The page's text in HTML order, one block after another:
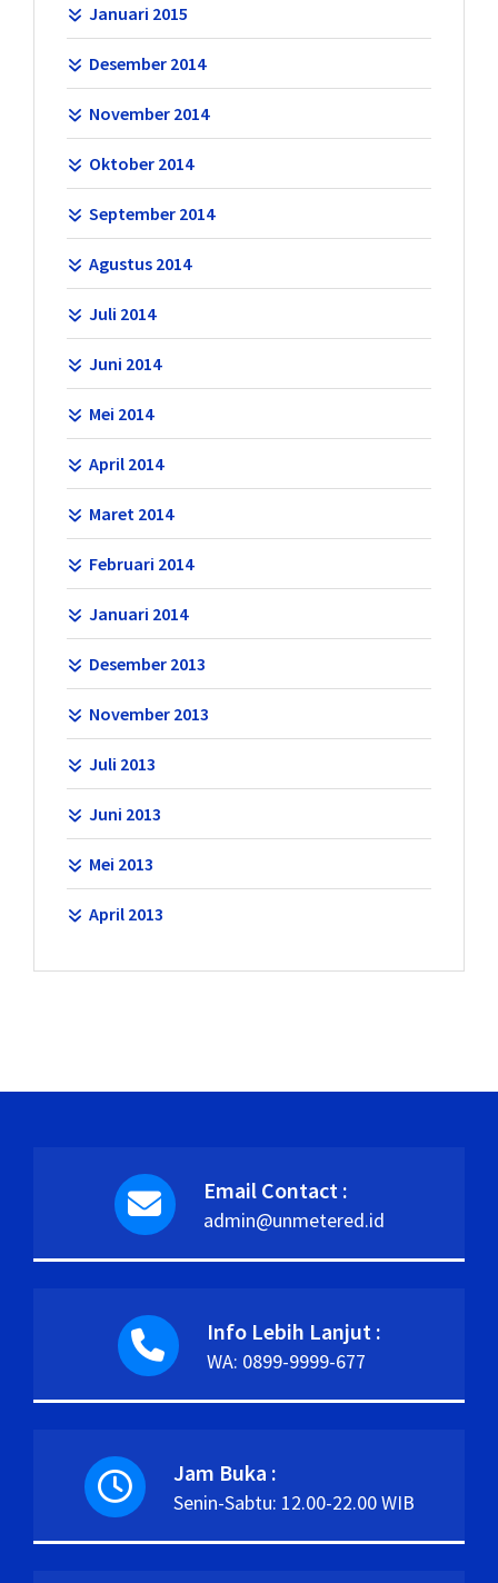
Januari 2015
Desember 2014
November 2014
Oktober 2014
September 2014
Agustus 2014
Juli 2014
Juni 2014
Mei 2014
April 2014
Maret 2014
Februari 2014
Januari 2014
Desember 2013
November 2013
Juli 2013
Juni 2013
Mei 2013
April 2013
Email Contact :
admin@unmetered.id
Info Lebih Lanjut :
WA: 0899-9999-677
Jam Buka :
Senin-Sabtu: 12.00-22.00 WIB